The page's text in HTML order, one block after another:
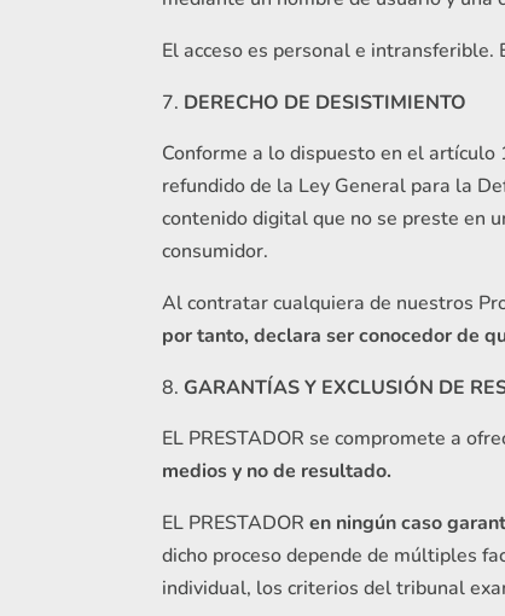
El acceso es personal e intransferible.
DERECHO DE DESISTIMIENTO
Conforme a lo dispuesto en el
refundido de la Ley General para la
contenido digital que no se preste en
consumidor.
Al contratar cualquiera de nuestros
por tanto, declara ser conocedor de
GARANTÍAS Y EXCLUSIÓN DE
EL PRESTADOR se compromete a
medios y no de resultado.
EL PRESTADORen ningún caso
dicho proceso depende de múltiples
individual, los criterios del tribunal